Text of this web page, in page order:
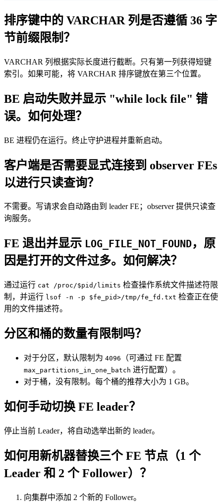
排序键中的 VARCHAR 列是否遵循 36 字
节前缀限制？
VARCHAR 列根据实际长度进行截断。只有第一列获得短键
索引。如果可能，将 VARCHAR 排序键放在第三个位置。
BE 启动失败并显示 "while lock file" 错
误。如何处理？
BE 进程仍在运行。终止守护进程并重新启动。
客户端是否需要显式连接到 observer FEs
以进行只读查询？
不需要。写请求会自动路由到 leader FE；observer 提供只读查
询服务。
FE 退出并显示 LOG_FILE_NOT_FOUND，原
因是打开的文件过多。如何解决？
通过运行 cat /proc/$pid/limits 检查操作系统文件描述符限
制，并运行 lsof -n -p $fe_pid>/tmp/fe_fd.txt 检查正在使
用的文件描述符。
分区和桶的数量有限制吗？
对于分区，默认限制为 4096 （可通过 FE 配置
max_partitions_in_one_batch 进行配置）。
对于桶，没有限制。每个桶的推荐大小为 1 GB。
如何手动切换 FE leader？
停止当前 Leader，将自动选举出新的 leader。
如何用新机器替换三个 FE 节点（1 个
Leader 和 2 个 Follower）？
向集群中添加 2 个新的 Follower。